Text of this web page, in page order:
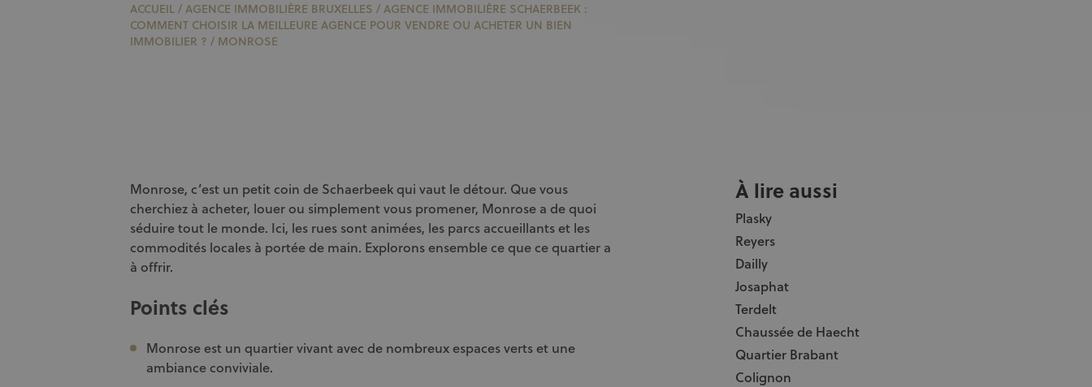
ACCUEIL /AGENCE IMMOBILIÈRE BRUXELLES /AGENCE IMMOBILIÈRE SCHAERBEEK :
COMMENT CHOISIR LA MEILLEURE AGENCE POUR VENDRE OU ACHETER UN BIEN
IMMOBILIER ? / MONROSE
Monrose, c’est un petit coin de Schaerbeek qui vaut le détour. Que vous
cherchiez à acheter, louer ou simplement vous promener, Monrose a de quoi
séduire tout le monde. Ici, les rues sont animées, les parcs accueillants et les
commodités locales à portée de main. Explorons ensemble ce que ce quartier a
à offrir.
Points clés
Monrose est un quartier vivant avec de nombreux espaces verts et une
ambiance conviviale.
À lire aussi
Plasky
Reyers
Dailly
Josaphat
Terdelt
Chaussée de Haecht
Quartier Brabant
Colignon